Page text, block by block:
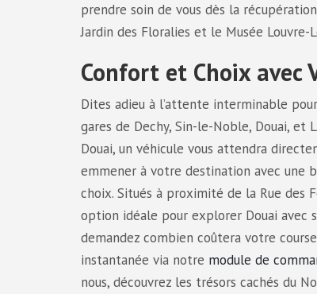
prendre soin de vous dès la
Jardin des Floralies et le Musée
Confort et Choix avec
Dites adieu à l’attente interminable
gares de Dechy, Sin-le-Noble, Douai, et
Douai, un véhicule vous attendra
emmener à votre destination avec une
choix. Situés à proximité de la Rue des
option idéale pour explorer Douai avec
demandez combien coûtera votre
instantanée via notre module de
nous, découvrez les trésors cachés du